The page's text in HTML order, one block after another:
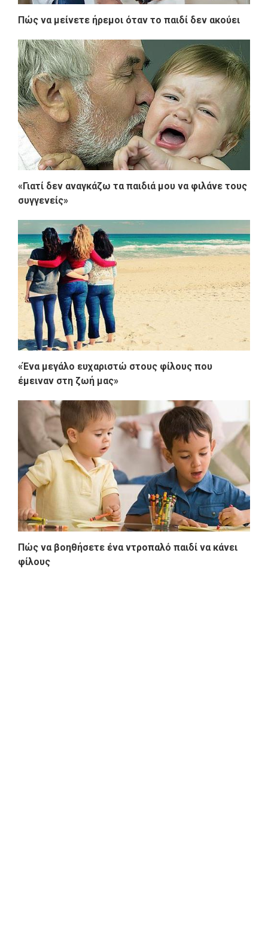
Πώς να μείνετε ήρεμοι όταν το παιδί δεν ακούει
«Γιατί δεν αναγκάζω τα παιδιά μου να φιλάνε τους
συγγενείς»
«Ένα μεγάλο ευχαριστώ στους φίλους που
έμειναν στη ζωή μας»
Πώς να βοηθήσετε ένα ντροπαλό παιδί να κάνει
φίλους